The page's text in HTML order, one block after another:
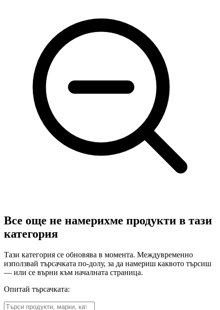
Все още не намерихме продукти в тази
категория
Тази категория се обновява в момента. Междувременно
използвай търсачката по-долу, за да намериш каквото търсиш
— или се върни към началната страница.
Опитай търсачката: